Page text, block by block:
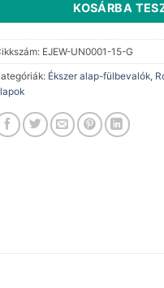
1
750 Ft.
440
KOSÁRBA
EJEW-UN0001-15-G
Ékszer alap-fülbevalók